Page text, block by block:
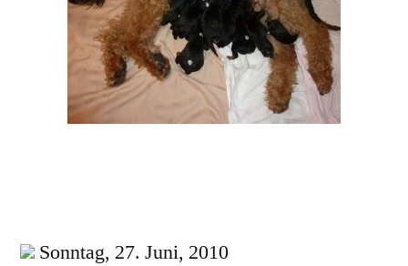
Sonntag, 27. Juni, 2010